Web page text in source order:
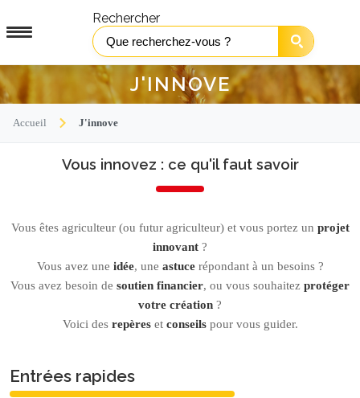
Rechercher
J'INNOVE
Accueil J'innove
Vous innovez : ce qu'il faut savoir
Vous êtes agriculteur (ou futur agriculteur) et vous portez un projet
innovant ?
Vous avez une idée, une astucerépondant à un besoins ?
Vous avez besoin de soutien financier, ou vous souhaitez protéger
votre création ?
Voici des repèreset conseilspour vous guider.
Entrées rapides